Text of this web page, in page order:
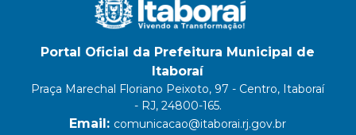
Portal Oficial da Prefeitura Municipal de
Itaboraí
Praça Marechal Floriano Peixoto, 97 - Centro, Itaboraí
- RJ, 24800-165.
Email: comunicacao@itaborai.rj.gov.br